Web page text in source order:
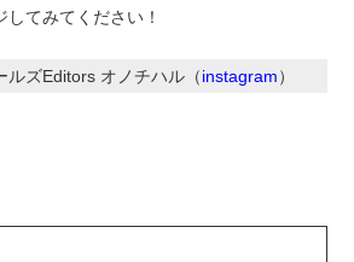
てみてください！
ルズEditors オノチハル（instagram）